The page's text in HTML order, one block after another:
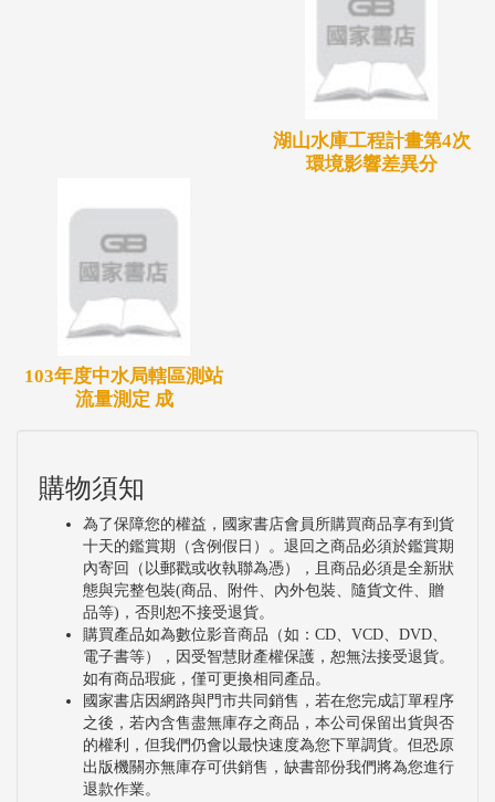
湖山水庫工程計畫第4次
環境影響差異分
103年度中水局轄區測站
流量測定 成
購物須知
為了保障您的權益，國家書店會員所購買商品享有到貨
十天的鑑賞期（含例假日）。退回之商品必須於鑑賞期
內寄回（以郵戳或收執聯為憑），且商品必須是全新狀
態與完整包裝(商品、附件、內外包裝、隨貨文件、贈
品等)，否則恕不接受退貨。
購買產品如為數位影音商品（如：CD、VCD、DVD、
電子書等），因受智慧財產權保護，恕無法接受退貨。
如有商品瑕疵，僅可更換相同產品。
國家書店因網路與門市共同銷售，若在您完成訂單程序
之後，若內含售盡無庫存之商品，本公司保留出貨與否
的權利，但我們仍會以最快速度為您下單調貨。但恐原
出版機關亦無庫存可供銷售，缺書部份我們將為您進行
退款作業。